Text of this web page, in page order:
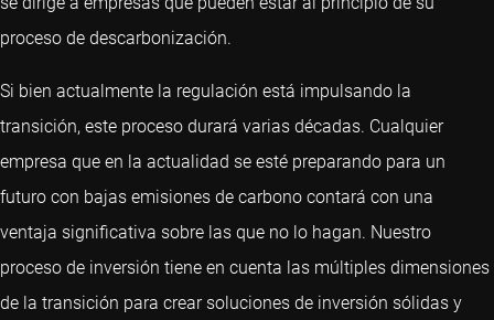
proceso de descarbonización.
Si bien actualmente la regulación está impulsando la
transición, este proceso durará varias décadas. Cualquier
empresa que en la actualidad se esté preparando para un
futuro con bajas emisiones de carbono contará con una
ventaja significativa sobre las que no lo hagan. Nuestro
proceso de inversión tiene en cuenta las múltiples dimensiones
de la transición para crear soluciones de inversión sólidas y